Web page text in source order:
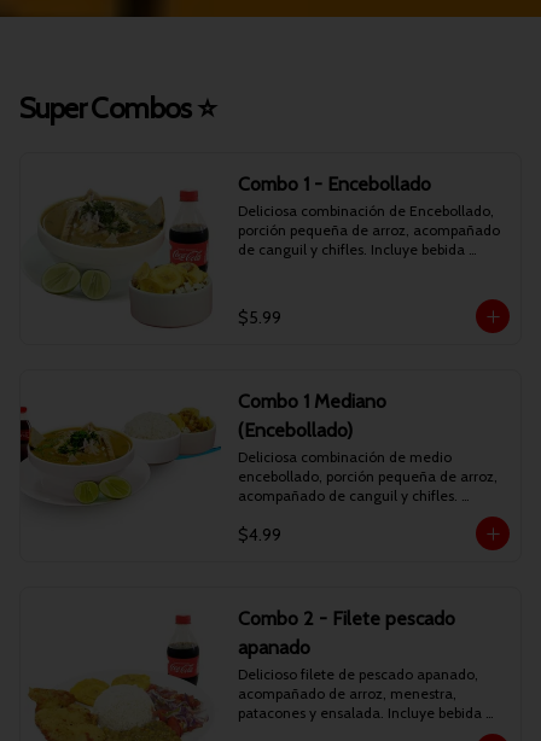
Super Combos ⭐
Combo 1 - Encebollado
Deliciosa combinación de Encebollado,
porción pequeña de arroz, acompañado
de canguil y chifles. Incluye bebida
$5.99
Combo 1 Mediano
(Encebollado)
Deliciosa combinación de medio
encebollado, porción pequeña de arroz,
acompañado de canguil y chifles.
$4.99
Combo 2 - Filete pescado
apanado
Delicioso filete de pescado apanado,
acompañado de arroz, menestra,
patacones y ensalada. Incluye bebida